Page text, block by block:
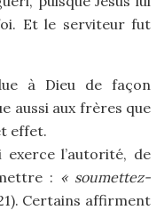
Et le serviteur fut
à Dieu de façon
aussi aux frères que
effet.
exerce l’autorité, de
: « soumettez-
Certains affirment